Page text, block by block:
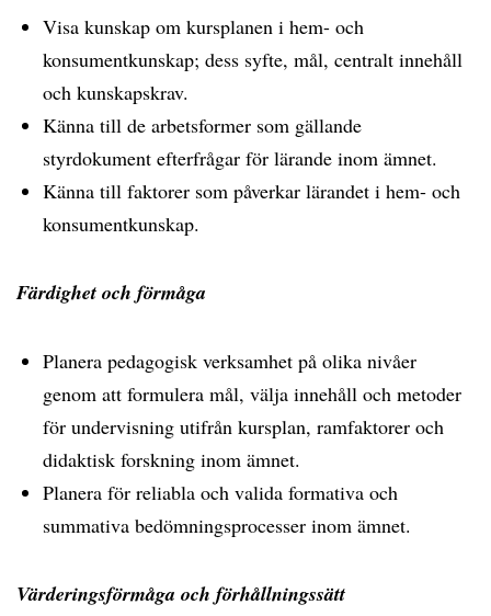
Visa kunskap om kursplanen i hem- och
konsumentkunskap; dess syfte, mål, centralt innehåll
och kunskapskrav.
Känna till de arbetsformer som gällande
styrdokument efterfrågar för lärande inom ämnet.
Känna till faktorer som påverkar lärandet i hem- och
konsumentkunskap.
Färdighet och förmåga
Planera pedagogisk verksamhet på olika nivåer
genom att formulera mål, välja innehåll och metoder
för undervisning utifrån kursplan, ramfaktorer och
didaktisk forskning inom ämnet.
Planera för reliabla och valida formativa och
summativa bedömningsprocesser inom ämnet.
Värderingsförmåga och förhållningssätt